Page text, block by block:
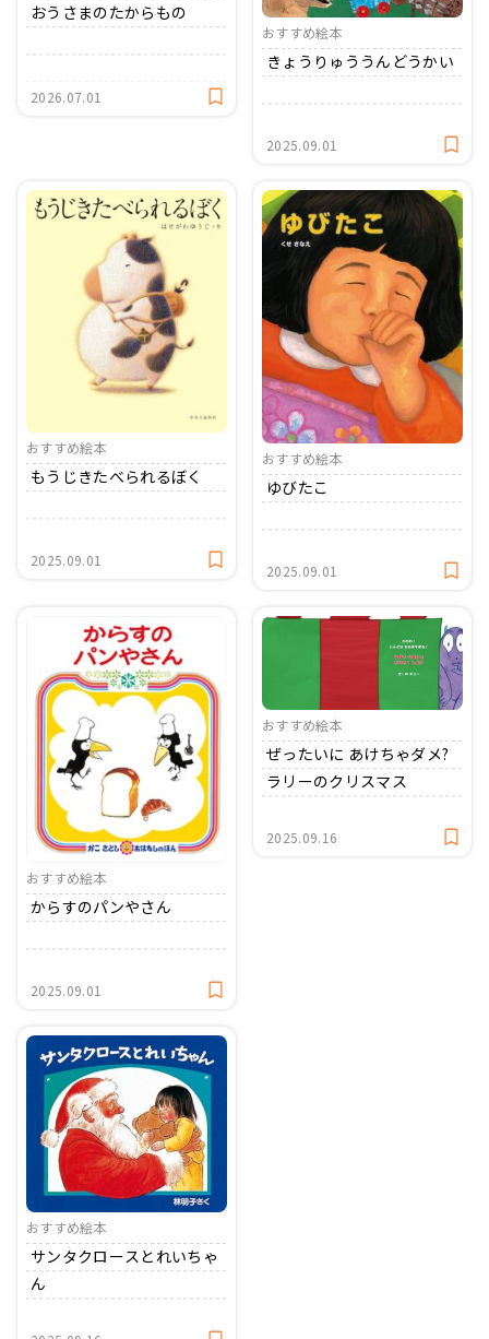
おうさまのたからもの
2026.07.01
おすすめ絵本
きょうりゅううんどうかい
2025.09.01
おすすめ絵本
もうじきたべられるぼく
2025.09.01
おすすめ絵本
ゆびたこ
2025.09.01
おすすめ絵本
からすのパンやさん
2025.09.01
おすすめ絵本
ぜったいに あけちゃダメ?
ラリーのクリスマス
2025.09.16
おすすめ絵本
サンタクロースとれいちゃ
ん